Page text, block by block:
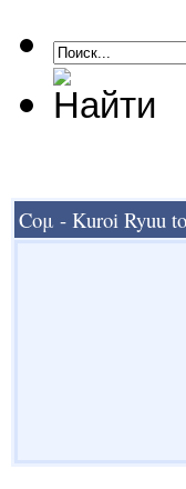
Coμ - Kuroi Ryuu